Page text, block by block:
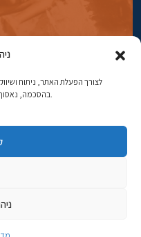
בהסכמה, נאסוף נתוני שימוש; ניתן לנהל או למשוך הסכמה בכל עת.
Jerusalem